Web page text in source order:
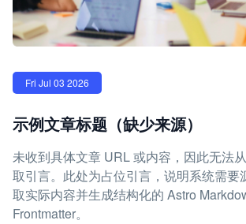
Fri Jul 03 2026
示例文章标题（缺少来源）
未收到具体文章 URL 或内容，因此无法
取引言。此处为占位引言，说明系统需要
取实际内容并生成结构化的 Astro
Frontmatter。